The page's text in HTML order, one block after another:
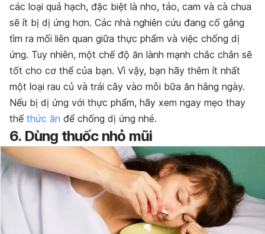
các loại quả hạch, đặc biệt là nho, táo, cam và cà chua
sẽ ít bị dị ứng hơn. Các nhà nghiên cứu đang cố gắng
tìm ra mối liên quan giữa thực phẩm và việc chống dị
ứng. Tuy nhiên, một chế độ ăn lành mạnh chắc chắn sẽ
tốt cho cơ thể của bạn. Vì vậy, bạn hãy thêm ít nhất
một loại rau củ và trái cây vào mỗi bữa ăn hằng ngày.
Nếu bị dị ứng với thực phẩm, hãy xem ngay mẹo thay
thế thức ăn để chống dị ứng nhé.
6. Dùng thuốc nhỏ mũi